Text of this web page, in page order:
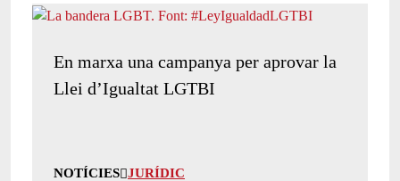
En marxa una campanya per aprovar la
Llei d’Igualtat LGTBI
NOTÍCIES JURÍDIC